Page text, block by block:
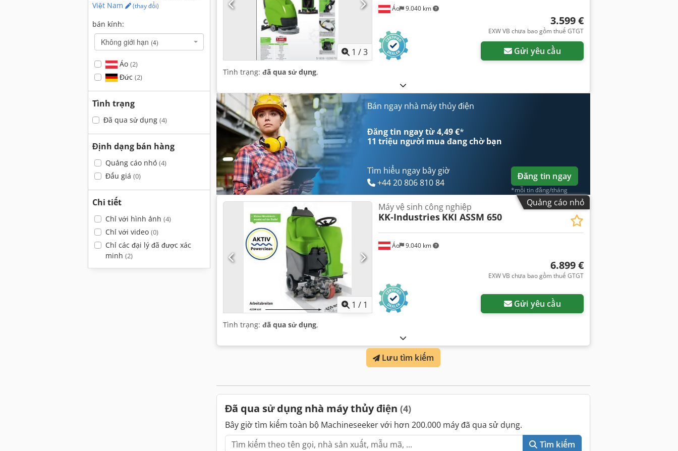
Việt Nam
(thay đổi)
bán kính:
Không giới hạn (4)
Áo (2)
Đức (2)
Tình trạng
Đã qua sử dụng (4)
Định dạng bán hàng
Quảng cáo nhỏ (4)
Đấu giá (0)
Chi tiết
Chỉ với hình ảnh (4)
Chỉ với video (0)
Chỉ các đại lý đã được xác
minh (2)
1 /3
Áo 9.040 km
3.599 €
EXW VB chưa bao gồm thuế GTGT
Gửi yêu cầu
Tình trạng: đã qua sử dụng,
Bán ngay nhà máy thủy điện
Đăng tin ngay từ 4,49 €*
11 triệu người mua đang chờ bạn
Tìm hiểu ngay bây giờ
+44 20 806 810 84
Đăng tin ngay
*mỗi tin đăng/tháng
Quảng cáo nhỏ
Yêu cầu thêm hình ảnh
1 / 1
Áo 9.040 km
Máy vệ sinh công nghiệp
KK-Industries KKI ASSM 650
6.899 €
EXW VB chưa bao gồm thuế GTGT
Gửi yêu cầu
Tình trạng: đã qua sử dụng,
Lưu tìm kiếm
Đã qua sử dụng nhà máy thủy điện (4)
Bây giờ tìm kiếm toàn bộ Machineseeker với hơn 200.000 máy đã qua sử dụng.
Tìm kiếm